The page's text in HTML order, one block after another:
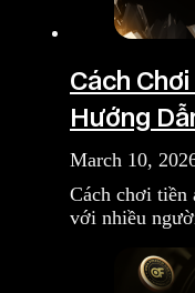
Cách
Hướng
March 10,
Cách chơi tiền
với nhiều